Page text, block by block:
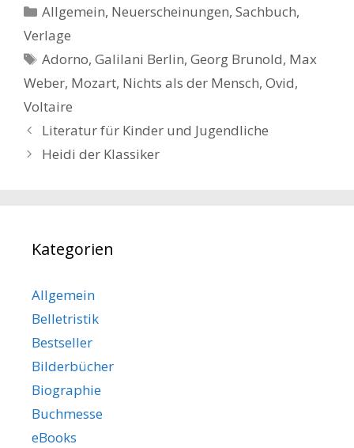
Kategorien
Allgemein, Neuerscheinungen,Sachbuch,
Verlage
Schlagwörter
Adorno,Galilani Berlin,Georg Brunold, Max
Weber, Mozart, Nichts als der Mensch, Ovid,
Voltaire
Beitrags-
Navigation
Literatur für Kinder und Jugendliche
Heidi der Klassiker
Kategorien
Allgemein
Belletristik
Bestseller
Bilderbücher
Biographie
Buchmesse
eBooks